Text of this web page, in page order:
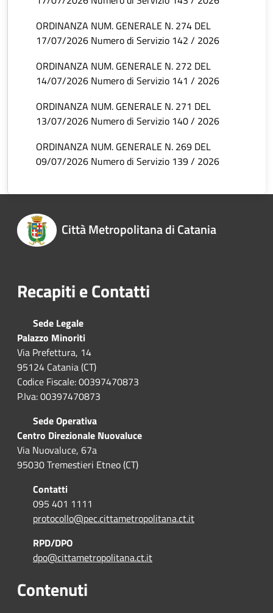
ORDINANZA NUM. GENERALE N. 274 DEL
17/07/2026 Numero di Servizio 142 / 2026
ORDINANZA NUM. GENERALE N. 272 DEL
14/07/2026 Numero di Servizio 141 / 2026
ORDINANZA NUM. GENERALE N. 271 DEL
13/07/2026 Numero di Servizio 140 / 2026
ORDINANZA NUM. GENERALE N. 269 DEL
09/07/2026 Numero di Servizio 139 / 2026
Città Metropolitana di Catania
Recapiti e Contatti
Sede Legale
Palazzo Minoriti
Via Prefettura, 14
95124 Catania (CT)
Codice Fiscale: 00397470873
P.Iva: 00397470873
Sede Operativa
Centro Direzionale Nuovaluce
Via Nuovaluce, 67a
95030 Tremestieri Etneo (CT)
Contatti
095 401 1111
protocollo@pec.cittametropolitana.ct.it
RPD/DPO
dpo@cittametropolitana.ct.it
Contenuti